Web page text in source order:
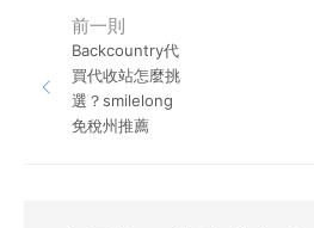
前一則
Backcountry代
買代收站怎麼挑
選？smilelong
免稅州推薦